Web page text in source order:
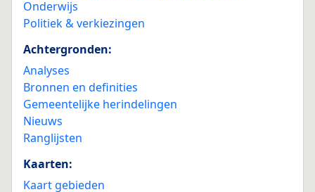
Onderwijs
Politiek & verkiezingen
Achtergronden:
Analyses
Bronnen en definities
Gemeentelijke herindelingen
Nieuws
Ranglijsten
Kaarten:
Kaart gebieden